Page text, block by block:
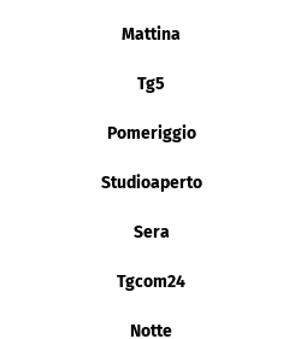
Mattina
Tg5
Pomeriggio
Studioaperto
Sera
Tgcom24
Notte